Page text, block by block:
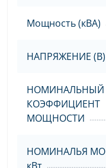
Мощность (кВА)
НАПРЯЖЕНИЕ (В)
НОМИНАЛЬНЫЙ
КОЭФФИЦИЕНТ
МОЩНОСТИ
НОМИНАЛЬЯ